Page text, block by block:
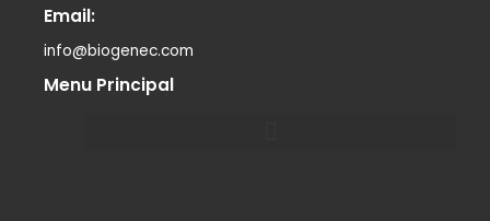
Email:
info@biogenec.com
Menu Principal